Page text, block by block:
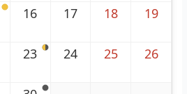
16 17 18 19
23 24 25 26